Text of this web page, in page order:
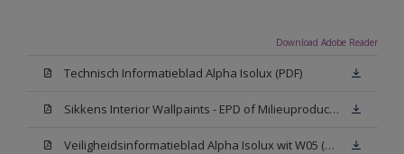
Download Adobe Reader
Technisch Informatieblad Alpha Isolux (PDF)
Sikkens Interior Wallpaints - EPD of Milieuproductverklaring
Veiligheidsinformatieblad Alpha Isolux wit W05 (SDS)